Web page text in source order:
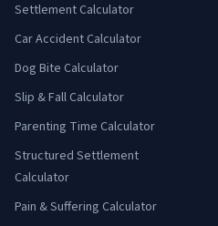
Settlement Calculator
Car Accident Calculator
Dog Bite Calculator
Slip & Fall Calculator
Parenting Time Calculator
Structured Settlement
Calculator
Pain & Suffering Calculator